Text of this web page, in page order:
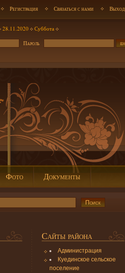
Регистрация Связаться с нами Выход
28.11.2020 Суббота
Пароль
Фото Документы
Сайты района
Администрация
Куединское сельское
поселение